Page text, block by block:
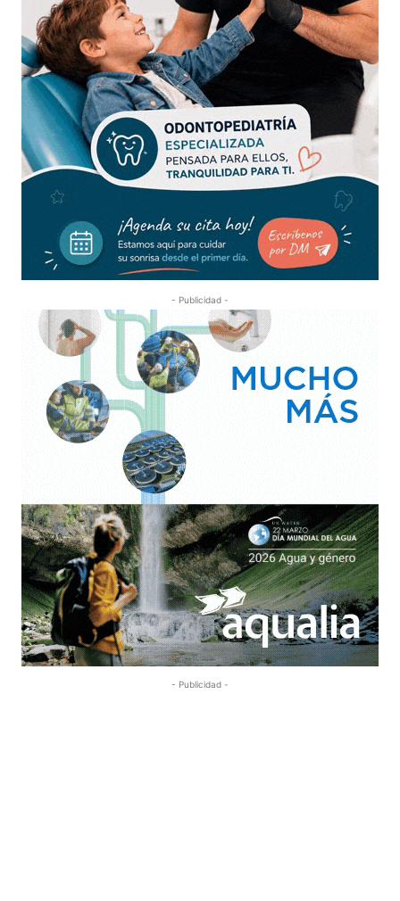
- Publicidad -
- Publicidad -